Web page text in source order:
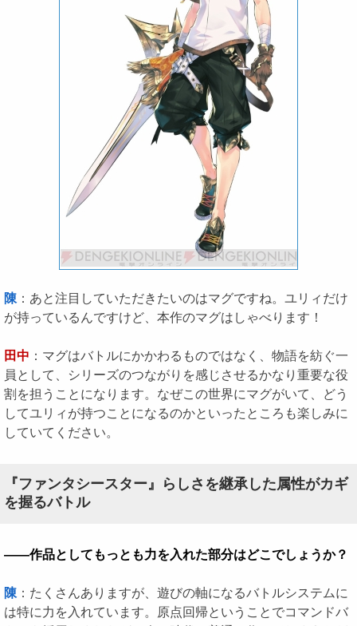
陳 ：あと注目していただきたいのはマグですね。ユリィだけ
が持っているんですけど、本作のマグはしゃべります！
田中 ：マグはバトルにかかわるものではなく、物語を紡ぐ一
員として、シリーズのつながりを感じさせるかなり重要な役
割を担うことになります。なぜこの世界にマグがいて、どう
してユリィが持つことになるのかといったところも楽しみに
していてください。
『ファンタシースター』らしさを継承した属性がカギ
を握るバトル
――作品としてもっとも力を入れた部分はどこでしょうか？
陳 ：たくさんありますが、遊びの軸になるバトルシステムに
は特に力を入れています。原点回帰ということでコマンドバ